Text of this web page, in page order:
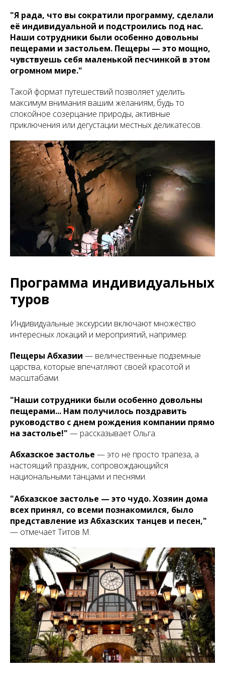
"Я рада, что вы сократили программу, сделали
её индивидуальной и подстроились под нас.
Наши сотрудники были особенно довольны
пещерами и застольем. Пещеры — это мощно,
чувствуешь себя маленькой песчинкой в этом
огромном мире."
Такой формат путешествий позволяет уделить
максимум внимания вашим желаниям, будь то
спокойное созерцание природы, активные
приключения или дегустации местных деликатесов.
Программа индивидуальных
туров
Индивидуальные экскурсии включают множество
интересных локаций и мероприятий, например:
Пещеры Абхазии — величественные подземные
царства, которые впечатляют своей красотой и
масштабами.
"Наши сотрудники были особенно довольны
пещерами... Нам получилось поздравить
руководство с днем рождения компании прямо
на застолье!" — рассказывает Ольга.
Абхазское застолье — это не просто трапеза, а
настоящий праздник, сопровождающийся
национальными танцами и песнями.
"Абхазское застолье — это чудо. Хозяин дома
всех принял, со всеми познакомился, было
представление из Абхазских танцев и песен,"
— отмечает Титов М.